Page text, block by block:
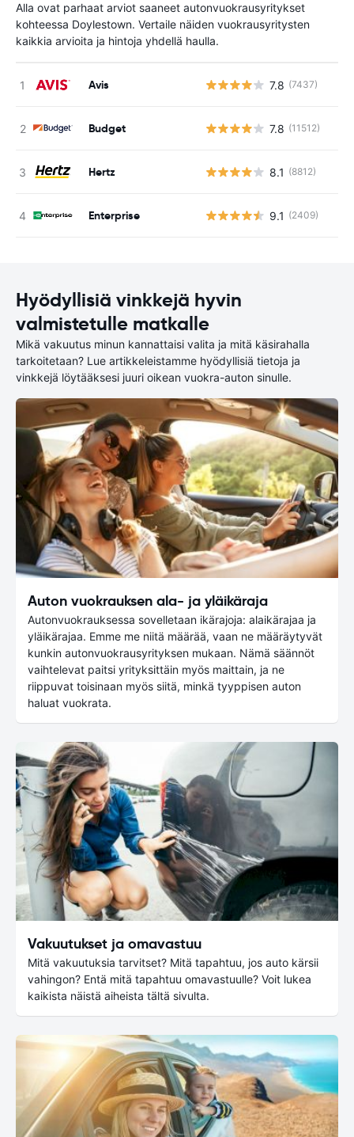
Alla ovat parhaat arviot saaneet autonvuokrausyritykset
kohteessa Doylestown. Vertaile näiden vuokrausyritysten
kaikkia arvioita ja hintoja yhdellä haulla.
Avis 7.8 (7437)
Budget 7.8 (11512)
Hertz 8.1 (8812)
Enterprise 9.1 (2409)
Hyödyllisiä vinkkejä hyvin
valmistetulle matkalle
Mikä vakuutus minun kannattaisi valita ja mitä käsirahalla
tarkoitetaan? Lue artikkeleistamme hyödyllisiä tietoja ja
vinkkejä löytääksesi juuri oikean vuokra-auton sinulle.
Auton vuokrauksen ala- ja yläikäraja
Autonvuokrauksessa sovelletaan ikärajoja: alaikärajaa ja
yläikärajaa. Emme me niitä määrää, vaan ne määräytyvät
kunkin autonvuokrausyrityksen mukaan. Nämä säännöt
vaihtelevat paitsi yrityksittäin myös maittain, ja ne
riippuvat toisinaan myös siitä, minkä tyyppisen auton
haluat vuokrata.
Vakuutukset ja omavastuu
Mitä vakuutuksia tarvitset? Mitä tapahtuu, jos auto kärsii
vahingon? Entä mitä tapahtuu omavastuulle? Voit lukea
kaikista näistä aiheista tältä sivulta.